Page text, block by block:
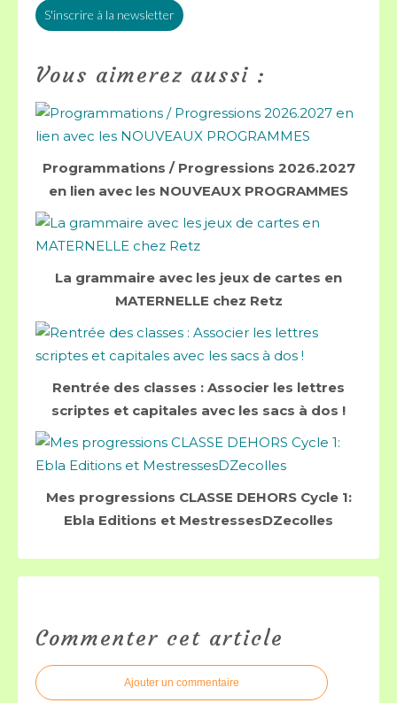
S'inscrire à la newsletter
Vous aimerez aussi :
Programmations / Progressions 2026.2027
en lien avec les NOUVEAUX PROGRAMMES
La grammaire avec les jeux de cartes en
MATERNELLE chez Retz
Rentrée des classes : Associer les lettres
scriptes et capitales avec les sacs à dos !
Mes progressions CLASSE DEHORS Cycle 1:
Ebla Editions et MestressesDZecolles
Commenter cet article
Ajouter un commentaire